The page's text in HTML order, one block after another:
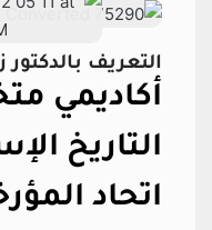
التعريف
أكاديمي
التاريخ
اتحاد